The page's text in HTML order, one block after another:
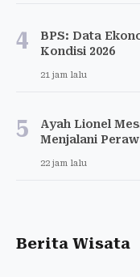
4
BPS: Data
Kondisi 2026
21 jam lalu
5
Ayah Lionel
Menjalani
22 jam lalu
Berita Wisata